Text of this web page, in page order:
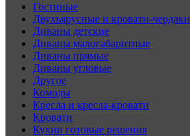
Гостиные
Двухъярусные и кровати-чердаки
Диваны детские
Диваны малогабаритные
Диваны прямые
Диваны угловые
Другое
Комоды
Кресла и кресла-кровати
Кровати
Кухни готовые решения